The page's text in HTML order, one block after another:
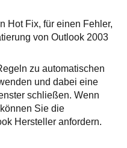
Hot Fix, für einen Fehler,
von Outlook 2003
zu automatischen
und dabei eine
schließen. Wenn
Sie die
Hersteller anfordern.